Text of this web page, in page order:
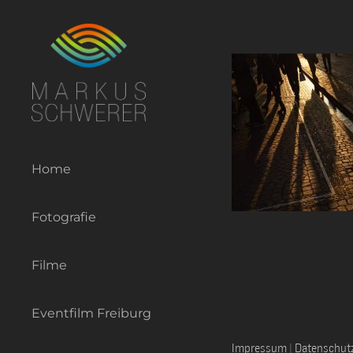
Home
Fotografie
Filme
Eventfilm Freiburg
Impressum |